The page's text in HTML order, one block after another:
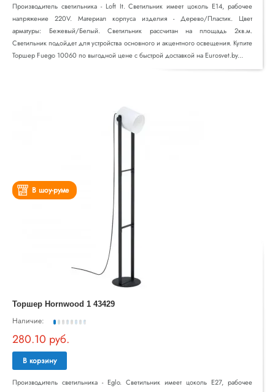
Производитель светильника - Loft It. Светильник имеет цоколь E14, рабочее
напряжение 220V. Материал корпуса изделия - Дерево/Пластик. Цвет
арматуры: Бежевый/Белый. Светильник рассчитан на площадь 2кв.м.
Светильник подойдет для устройства основного и акцентного освещения. Купите
Торшер Fuego 10060 по выгодной цене с быстрой доставкой на Eurosvet.by...
В шоу-руме
Торшер Hornwood 1 43429
Наличие:
280.10 руб.
В корзину
Производитель светильника - Eglo. Светильник имеет цоколь E27, рабочее